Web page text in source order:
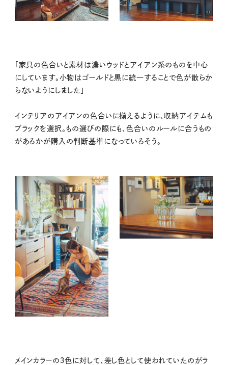
「家具の色合いと素材は濃いウッドとアイアン系のものを中心
にしています。小物はゴールドと黒に統一することで色が散らか
らないようにしました」
インテリアのアイアンの色合いに揃えるように、収納アイテムも
ブラックを選択。もの選びの際にも、色合いのルールに合うもの
があるかが購入の判断基準になっているそう。
メインカラーの３色に対して、差し色として使われていたのがラ